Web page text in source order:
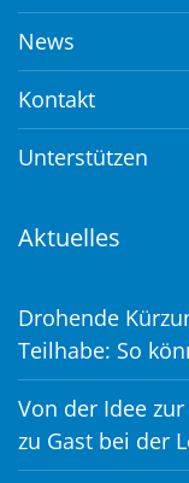
News
Kontakt
Unterstützen
Aktuelles
Drohende
Teilhabe: So
Von der Idee
zu Gast bei der